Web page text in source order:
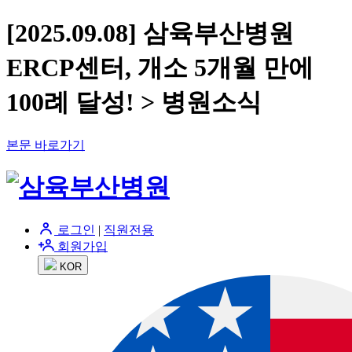
[2025.09.08] 삼육부산병원
ERCP센터, 개소 5개월 만에
100례 달성! > 병원소식
본문 바로가기
로그인 | 직원전용
회원가입
KOR